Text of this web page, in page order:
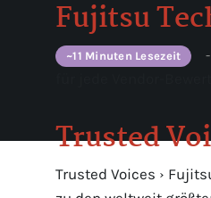
Fujitsu
~11 Minuten Lesezeit -
Trusted
Trusted Voices ›